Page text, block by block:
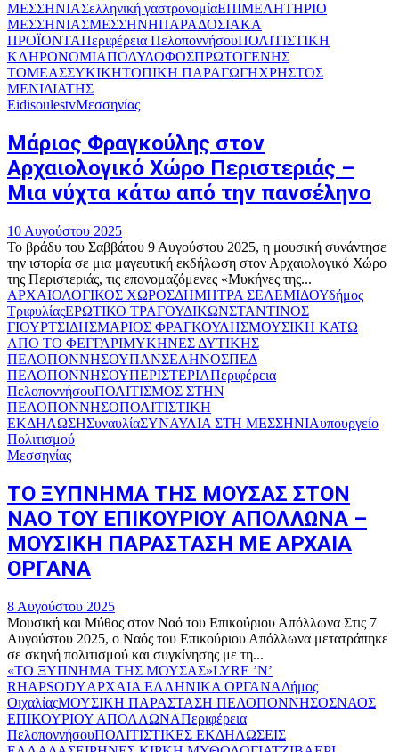
ΜΕΣΣΗΝΙΑΣελληνική γαστρονομίαΕΠΙΜΕΛΗΤΗΡΙΟ
ΜΕΣΣΗΝΙΑΣΜΕΣΣΗΝΗΠΑΡΑΔΟΣΙΑΚΑ
ΠΡΟΪΟΝΤΑΠεριφέρεια ΠελοποννήσουΠΟΛΙΤΙΣΤΙΚΗ
ΚΛΗΡΟΝΟΜΙΑΠΟΛΥΛΟΦΟΣΠΡΩΤΟΓΕΝΗΣ
ΤΟΜΕΑΣΣΥΚΙΚΗΤΟΠΙΚΗ ΠΑΡΑΓΩΓΗΧΡΗΣΤΟΣ
ΜΕΝΙΔΙΑΤΗΣ
EidisoulestvΜεσσηνίας
Μάριος Φραγκούλης στον
Αρχαιολογικό Χώρο Περιστεριάς –
Μια νύχτα κάτω από την πανσέληνο
10 Αυγούστου 2025
Το βράδυ του Σαββάτου 9 Αυγούστου 2025, η μουσική συνάντησε
την ιστορία σε μια μαγευτική εκδήλωση στον Αρχαιολογικό Χώρο
της Περιστεριάς, τις επονομαζόμενες «Μυκήνες της...
ΑΡΧΑΙΟΛΟΓΙΚΟΣ ΧΩΡΟΣΔΗΜΗΤΡΑ ΣΕΛΕΜΙΔΟΥδήμος
ΤριφυλίαςΕΡΩΤΙΚΟ ΤΡΑΓΟΥΔΙΚΩΝΣΤΑΝΤΙΝΟΣ
ΓΙΟΥΡΤΣΙΔΗΣΜΑΡΙΟΣ ΦΡΑΓΚΟΥΛΗΣΜΟΥΣΙΚΗ ΚΑΤΩ
ΑΠΟ ΤΟ ΦΕΓΓΑΡΙΜΥΚΗΝΕΣ ΔΥΤΙΚΗΣ
ΠΕΛΟΠΟΝΝΗΣΟΥΠΑΝΣΕΛΗΝΟΣΠΕΔ
ΠΕΛΟΠΟΝΝΗΣΟΥΠΕΡΙΣΤΕΡΙΑΠεριφέρεια
ΠελοποννήσουΠΟΛΙΤΙΣΜΟΣ ΣΤΗΝ
ΠΕΛΟΠΟΝΝΗΣΟΠΟΛΙΤΙΣΤΙΚΗ
ΕΚΔΗΛΩΣΗΣυναυλίαΣΥΝΑΥΛΙΑ ΣΤΗ ΜΕΣΣΗΝΙΑυπουργείο
Πολιτισμού
Μεσσηνίας
ΤΟ ΞΥΠΝΗΜΑ ΤΗΣ ΜΟΥΣΑΣ ΣΤΟΝ
ΝΑΟ ΤΟΥ ΕΠΙΚΟΥΡΙΟΥ ΑΠΟΛΛΩΝΑ –
ΜΟΥΣΙΚΗ ΠΑΡΑΣΤΑΣΗ ΜΕ ΑΡΧΑΙΑ
ΟΡΓΑΝΑ
8 Αυγούστου 2025
Μουσική και Μύθος στον Ναό του Επικούριου Απόλλωνα Στις 7
Αυγούστου 2025, ο Ναός του Επικούριου Απόλλωνα μετατράπηκε
σε σκηνή πολιτισμού και συγκίνησης με τη...
«ΤΟ ΞΥΠΝΗΜΑ ΤΗΣ ΜΟΥΣΑΣ»LYRE ’N’
RHAPSODYΑΡΧΑΙΑ ΕΛΛΗΝΙΚΑ ΟΡΓΑΝΑΔήμος
ΟιχαλίαςΜΟΥΣΙΚΗ ΠΑΡΑΣΤΑΣΗ ΠΕΛΟΠΟΝΝΗΣΟΣΝΑΟΣ
ΕΠΙΚΟΥΡΙΟΥ ΑΠΟΛΛΩΝΑΠεριφέρεια
ΠελοποννήσουΠΟΛΙΤΙΣΤΙΚΕΣ ΕΚΔΗΛΩΣΕΙΣ